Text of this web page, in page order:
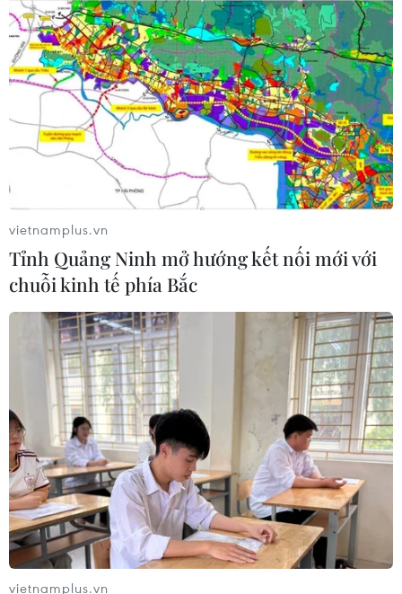
Mỹ điều tra sự cố hàng không liên
quan đến trực thăng chở Tổng thống
Trump
06/08/2026 04:38
Tòa án Mỹ chỉ định hội đồng thẩm
phán xét xử các vụ kiện về thuế quan
06/08/2026 02:23
Cuba nỗ lực khôi phục hệ thống điện
sau các sự cố toàn quốc
05/08/2026 23:16
Hội đồng Bảo an đánh giá về mối đe
dọa của IS đối với hòa bình, an ninh
quốc tế
05/08/2026 23:15
Mỹ hoàn trả khoảng 100 tỷ USD thuế
quan sau phán quyết của Tòa án Tối
vietnamplus.vn
Tỉnh Quảng Ninh mở hướng kết nối mới với
chuỗi kinh tế phía Bắc
vietnamplus.vn